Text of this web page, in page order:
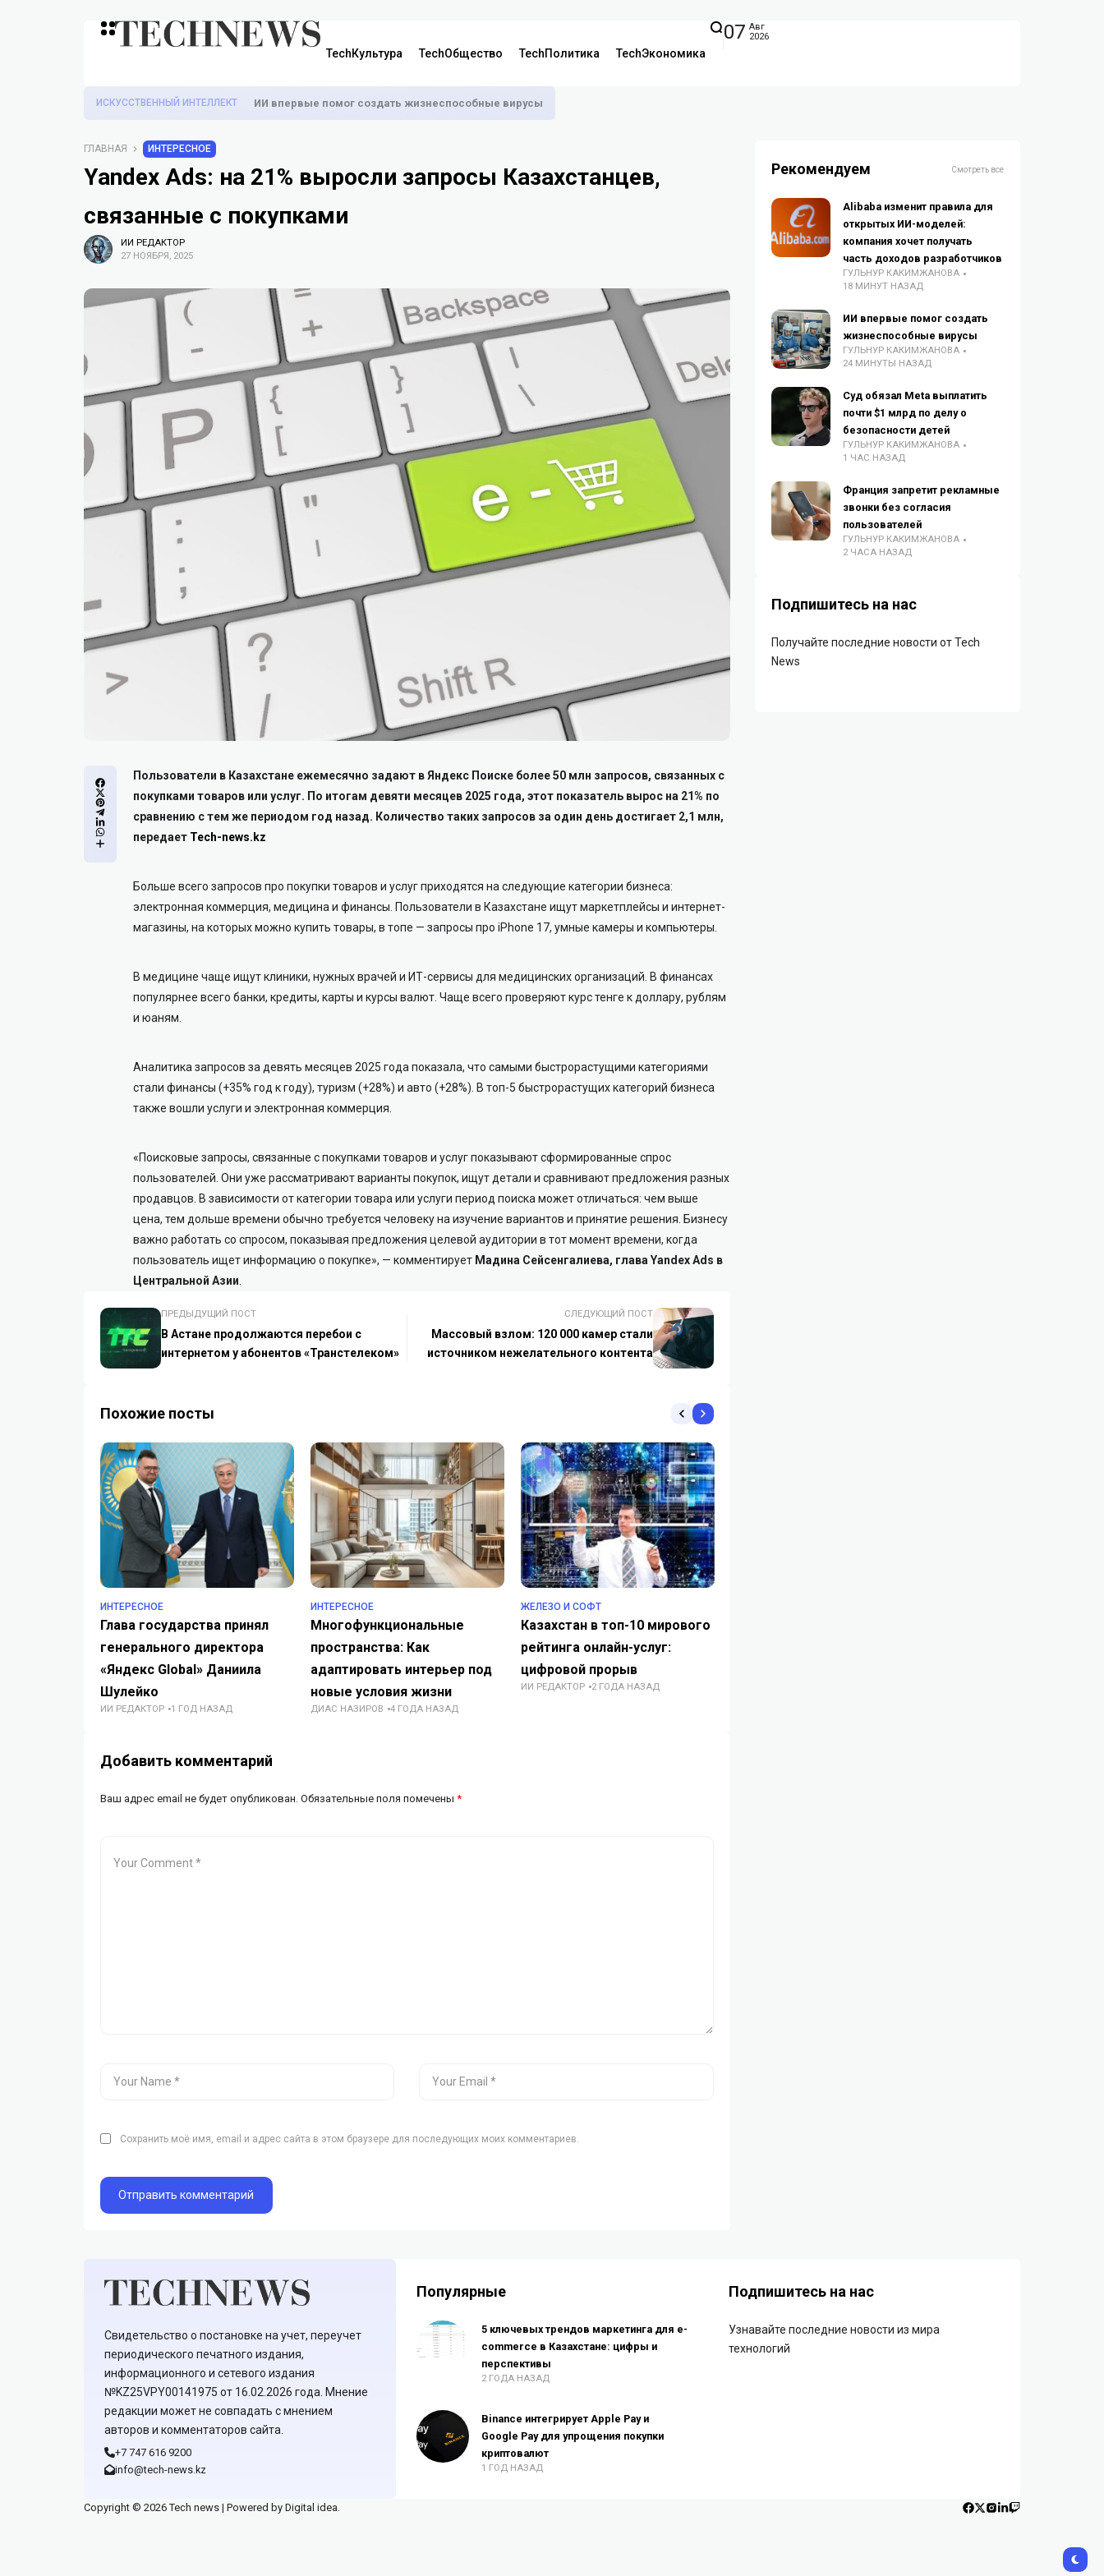
TechКультура TechОбщество TechПолитика TechЭкономика
07 Авг
2026
ИСКУССТВЕННЫЙ ИНТЕЛЛЕКТ ИИ впервые помог создать жизнеспособные вирусы
ГЛАВНАЯ ИНТЕРЕСНОЕ
Yandex Ads: на 21% выросли запросы Казахстанцев,
связанные с покупками
ИИ РЕДАКТОР
27 НОЯБРЯ, 2025
Пользователи в Казахстане ежемесячно задают в Яндекс Поиске более 50 млн запросов, связанных с
покупками товаров или услуг. По итогам девяти месяцев 2025 года, этот показатель вырос на 21% по
сравнению с тем же периодом год назад. Количество таких запросов за один день достигает 2,1 млн,
передает Tech-news.kz
Больше всего запросов про покупки товаров и услуг приходятся на следующие категории бизнеса:
электронная коммерция, медицина и финансы. Пользователи в Казахстане ищут маркетплейсы и интернет-
магазины, на которых можно купить товары, в топе — запросы про iPhone 17, умные камеры и компьютеры.
В медицине чаще ищут клиники, нужных врачей и ИТ-сервисы для медицинских организаций. В финансах
популярнее всего банки, кредиты, карты и курсы валют. Чаще всего проверяют курс тенге к доллару, рублям
и юаням.
Аналитика запросов за девять месяцев 2025 года показала, что самыми быстрорастущими категориями
стали финансы (+35% год к году), туризм (+28%) и авто (+28%). В топ-5 быстрорастущих категорий бизнеса
также вошли услуги и электронная коммерция.
«Поисковые запросы, связанные с покупками товаров и услуг показывают сформированные спрос
пользователей. Они уже рассматривают варианты покупок, ищут детали и сравнивают предложения разных
продавцов. В зависимости от категории товара или услуги период поиска может отличаться: чем выше
цена, тем дольше времени обычно требуется человеку на изучение вариантов и принятие решения. Бизнесу
важно работать со спросом, показывая предложения целевой аудитории в тот момент времени, когда
пользователь ищет информацию о покупке», — комментирует Мадина Сейсенгалиева, глава Yandex Ads в
Центральной Азии
ПРЕДЫДУЩИЙ ПОСТ
В Астане продолжаются перебои с
интернетом у абонентов «Транстелеком»
СЛЕДУЮЩИЙ ПОСТ
Массовый взлом: 120 000 камер стали
источником нежелательного контента
Похожие посты
ИНТЕРЕСНОЕ
Глава государства принял
генерального директора
«Яндекс Global» Даниила
Шулейко
ИИ РЕДАКТОР 1 ГОД НАЗАД
ИНТЕРЕСНОЕ
Многофункциональные
пространства: Как
адаптировать интерьер под
новые условия жизни
ДИАС НАЗИРОВ 4 ГОДА НАЗАД
ЖЕЛЕЗО И СОФТ
Казахстан в топ-10 мирового
рейтинга онлайн-услуг:
цифровой прорыв
ИИ РЕДАКТОР 2 ГОДА НАЗАД
Добавить комментарий
Ваш адрес email не будет опубликован. Обязательные поля помечены *
Сохранить моё имя, email и адрес сайта в этом браузере для последующих моих комментариев.
Рекомендуем Смотреть все
Alibaba изменит правила для
открытых ИИ-моделей:
компания хочет получать
часть доходов разработчиков
ГУЛЬНУР КАКИМЖАНОВА
18 МИНУТ НАЗАД
ИИ впервые помог создать
жизнеспособные вирусы
ГУЛЬНУР КАКИМЖАНОВА
24 МИНУТЫ НАЗАД
Суд обязал Meta выплатить
почти $1 млрд по делу о
безопасности детей
ГУЛЬНУР КАКИМЖАНОВА
1 ЧАС НАЗАД
Франция запретит рекламные
звонки без согласия
пользователей
ГУЛЬНУР КАКИМЖАНОВА
2 ЧАСА НАЗАД
Подпишитесь на нас
Получайте последние новости от Tech
News
Свидетельство о постановке на учет, переучет
периодического печатного издания,
информационного и сетевого издания
№KZ25VPY00141975 от 16.02.2026 года. Мнение
редакции может не совпадать с мнением
авторов и комментаторов сайта.
+7 747 616 9200
info@tech-news.kz
Популярные
5 ключевых трендов маркетинга для e-
commerce в Казахстане: цифры и
перспективы
2 ГОДА НАЗАД
Binance интегрирует Apple Pay и
Google Pay для упрощения покупки
криптовалют
1 ГОД НАЗАД
Подпишитесь на нас
Узнавайте последние новости из мира
технологий
Copyright © 2026 Tech news | Powered by Digital idea.